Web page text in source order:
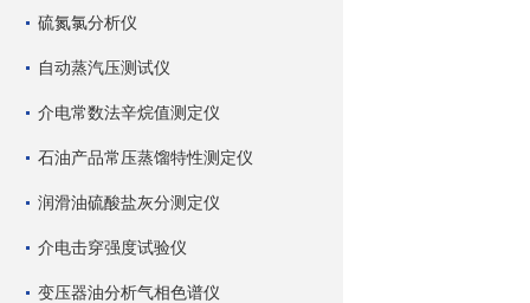
硫氮氯分析仪
自动蒸汽压测试仪
介电常数法辛烷值测定仪
石油产品常压蒸馏特性测定仪
润滑油硫酸盐灰分测定仪
介电击穿强度试验仪
变压器油分析气相色谱仪